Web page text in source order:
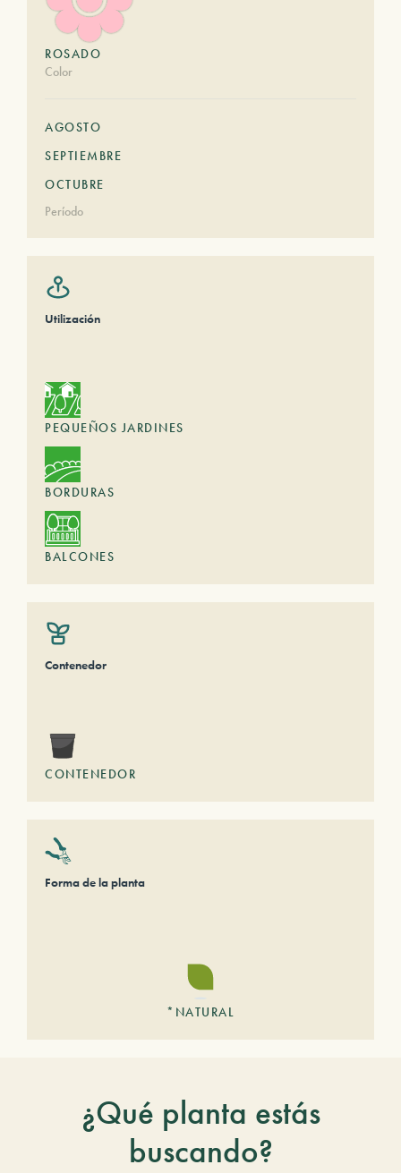
ROSADO
Color
AGOSTO
SEPTIEMBRE
OCTUBRE
Período
Utilización
PEQUEÑOS JARDINES
BORDURAS
BALCONES
Contenedor
CONTENEDOR
Forma de la planta
*NATURAL
¿Qué planta estás
buscando?